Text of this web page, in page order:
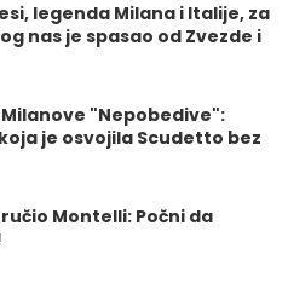
legenda Milana i Italije, za
nas je spasao od Zvezde i
"Nepobedive":
je osvojila Scudetto bez
Montelli: Počni da